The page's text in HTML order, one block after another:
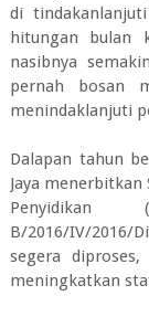
di
hitungan bulan
nasibnya
pernah bosan
menindaklanjuti
Dalapan tahun
Jaya
B/2016/IV/2016/
segera
meningkatkan